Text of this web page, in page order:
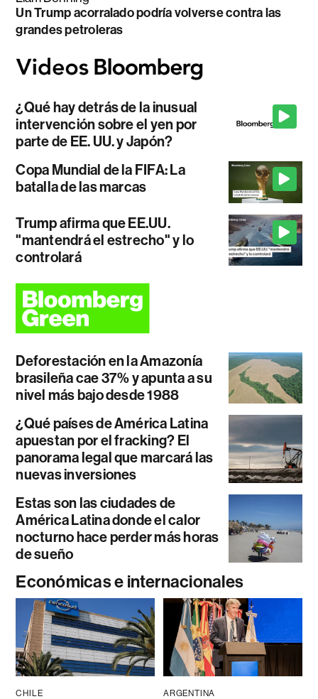
Un Trump acorralado podría volverse contra las
grandes petroleras
¿Qué hay detrás de la inusual
intervención sobre el yen por
parte de EE. UU. y Japón?
Copa Mundial de la FIFA: La
batalla de las marcas
Trump afirma que EE.UU.
"mantendrá el estrecho" y lo
controlará
Deforestación en la Amazonía
brasileña cae 37% y apunta a su
nivel más bajo desde 1988
¿Qué países de América Latina
apuestan por el fracking? El
panorama legal que marcará las
nuevas inversiones
Estas son las ciudades de
América Latina donde el calor
nocturno hace perder más horas
de sueño
Económicas e internacionales
CHILE ARGENTINA